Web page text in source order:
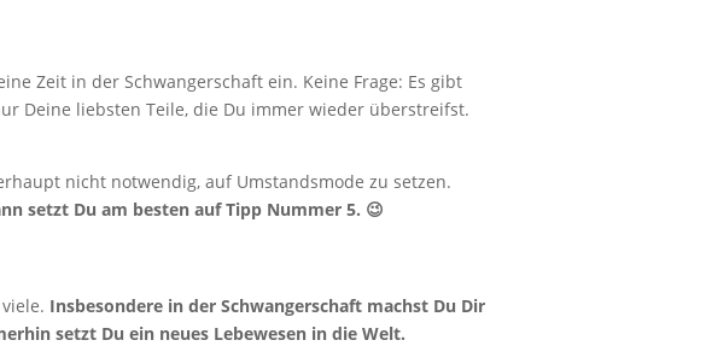
Zeit in der Schwangerschaft ein. Keine Frage: Es gibt
Deine liebsten Teile, die Du immer wieder überstreifst.
nicht notwendig, auf Umstandsmode zu setzen.
setzt Du am besten auf Tipp Nummer 5. 😉
Insbesondere in der Schwangerschaft machst Du Dir
setzt Du ein neues Lebewesen in die Welt.